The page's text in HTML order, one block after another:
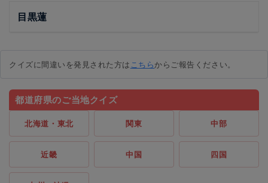
目黒蓮
クイズに間違いを発見された方はこちらからご報告ください。
都道府県のご当地クイズ
北海道・東北 関東 中部
近畿 中国 四国